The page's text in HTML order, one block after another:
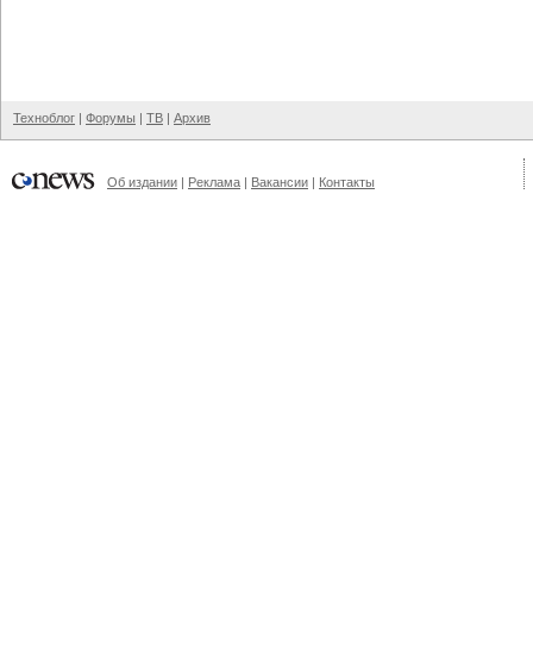
Техноблог | Форумы | ТВ | Архив
Об издании | Реклама | Вакансии | Контакты